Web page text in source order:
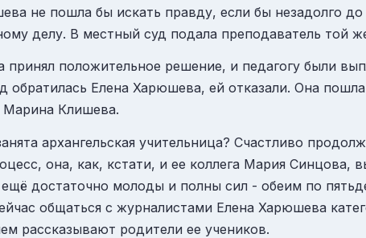
не пошла бы искать правду, если бы незадолго
делу. В местный суд подала преподаватель той
принял положительное решение, и педагогу были
обратилась Елена Харюшева, ей отказали. Она
Марина Клишева.
архангельская учительница? Счастливо
она, как, кстати, и ее коллега Мария Синцова,
ещё достаточно молоды и полны сил - обеим по
общаться с журналистами Елена Харюшева
рассказывают родители ее учеников.